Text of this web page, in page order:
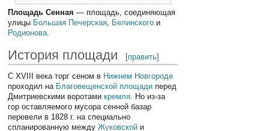
Площадь Сенная — площадь, соединяющая
улицы Большая Печерская, Белинского и
Родионова.
История площади [править]
С XVIII века торг сеном в Нижнем Новгороде
проходил на Благовещенской площади перед
Дмитриевскими воротамикремля . Но из-за
гор оставляемого мусора сенной базар
перевели в 1828 г. на специально
спланированную междуЖуковской и